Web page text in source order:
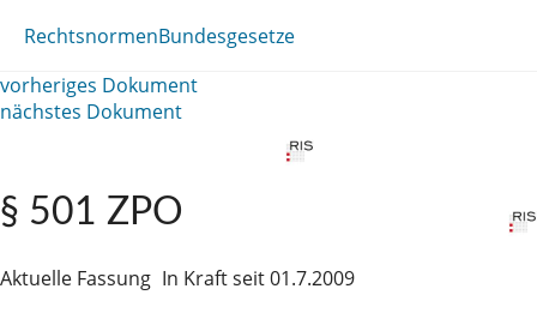
RechtsnormenBundesgesetze
vorheriges Dokument
nächstes Dokument
§ 501 ZPO
Aktuelle Fassung In Kraft seit 01.7.2009